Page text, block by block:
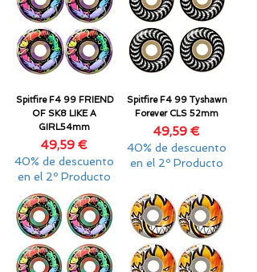
Spitfire F4 99 FRIEND
OF SK8 LIKE A
GIRL54mm
Precio
49,59 €
40% de descuento
en el 2º Producto
Spitfire F4 99 Tyshawn
Forever CLS 52mm
Precio
49,59 €
40% de descuento
en el 2º Producto